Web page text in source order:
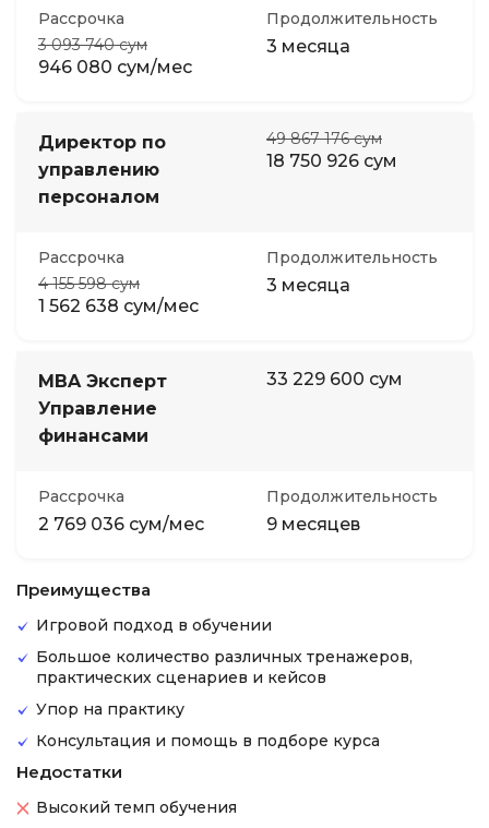
Рассрочка
3 093 740 сум
946 080 сум/мес
Продолжительность
3 месяца
Директор по
управлению
персоналом
49 867 176 сум
18 750 926 сум
Рассрочка
4 155 598 сум
1 562 638 сум/мес
Продолжительность
3 месяца
MBA Эксперт
Управление
финансами
33 229 600 сум
Рассрочка
2 769 036 сум/мес
Продолжительность
9 месяцев
Преимущества
Игровой подход в обучении
Большое количество различных тренажеров,
практических сценариев и кейсов
Упор на практику
Консультация и помощь в подборе курса
Недостатки
Высокий темп обучения